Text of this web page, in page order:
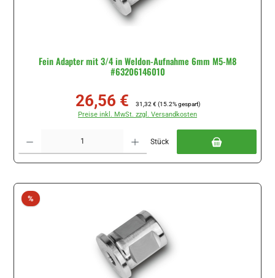
Fein Adapter mit 3/4 in Weldon-Aufnahme 6mm M5-M8
#63206146010
Verkaufspreis:
26,56 € Regulärer Preis:
31,32 € (15.2% gespart)
Preise inkl. MwSt. zzgl. Versandkosten
Stück
%Rabatt